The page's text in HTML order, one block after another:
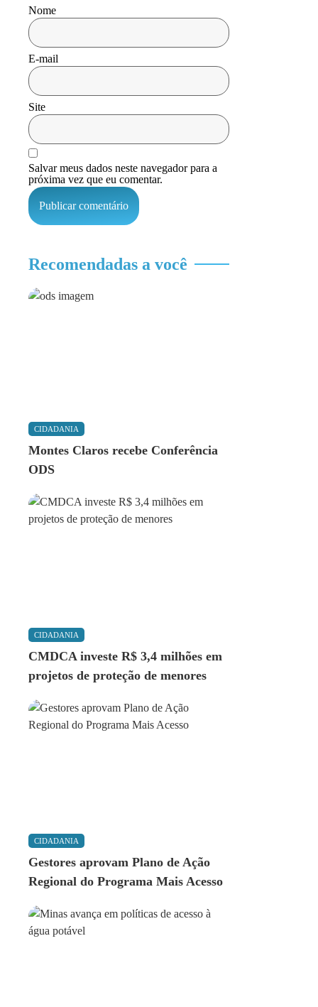
Nome
E-mail
Site
Salvar meus dados neste navegador para a
próxima vez que eu comentar.
Recomendadas a você
CIDADANIA
Montes Claros recebe Conferência
ODS
CIDADANIA
CMDCA investe R$ 3,4 milhões em
projetos de proteção de menores
CIDADANIA
Gestores aprovam Plano de Ação
Regional do Programa Mais Acesso